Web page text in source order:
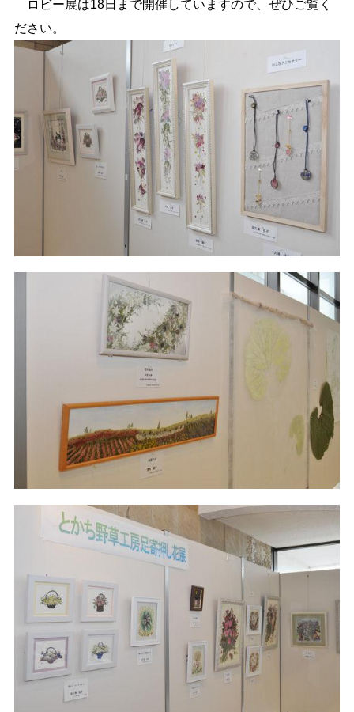
黒
リセット
language
閉じる
ロビー展は18日まで開催していますので、ぜひご覧く
ださい。